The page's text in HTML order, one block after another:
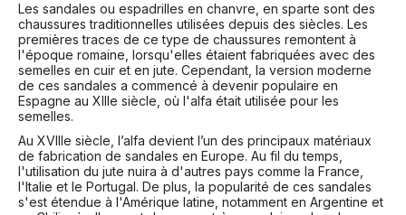
Les sandales ou espadrilles en chanvre, en sparte sont des
chaussures traditionnelles utilisées depuis des siècles. Les
premières traces de ce type de chaussures remontent à
l'époque romaine, lorsqu'elles étaient fabriquées avec des
semelles en cuir et en jute. Cependant, la version moderne
de ces sandales a commencé à devenir populaire en
Espagne au XIIIe siècle, où l'alfa était utilisée pour les
semelles.
Au XVIIIe siècle, l’alfa devient l’un des principaux matériaux
de fabrication de sandales en Europe. Au fil du temps,
l'utilisation du jute nuira à d'autres pays comme la France,
l'Italie et le Portugal. De plus, la popularité de ces sandales
s'est étendue à l'Amérique latine, notamment en Argentine et